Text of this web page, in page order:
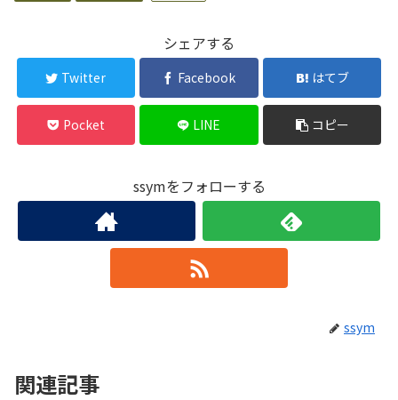
シェアする
Twitter Facebook はてブ
Pocket LINE コピー
ssymをフォローする
ssym
関連記事